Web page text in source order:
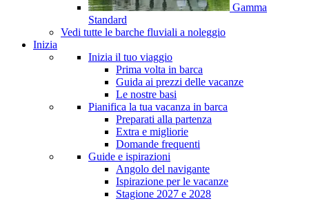
Gamma
Standard
Vedi tutte le barche fluviali a noleggio
Inizia
Inizia il tuo viaggio
Prima volta in barca
Guida ai prezzi delle vacanze
Le nostre basi
Pianifica la tua vacanza in barca
Preparati alla partenza
Extra e migliorie
Domande frequenti
Guide e ispirazioni
Angolo del navigante
Ispirazione per le vacanze
Stagione 2027 e 2028